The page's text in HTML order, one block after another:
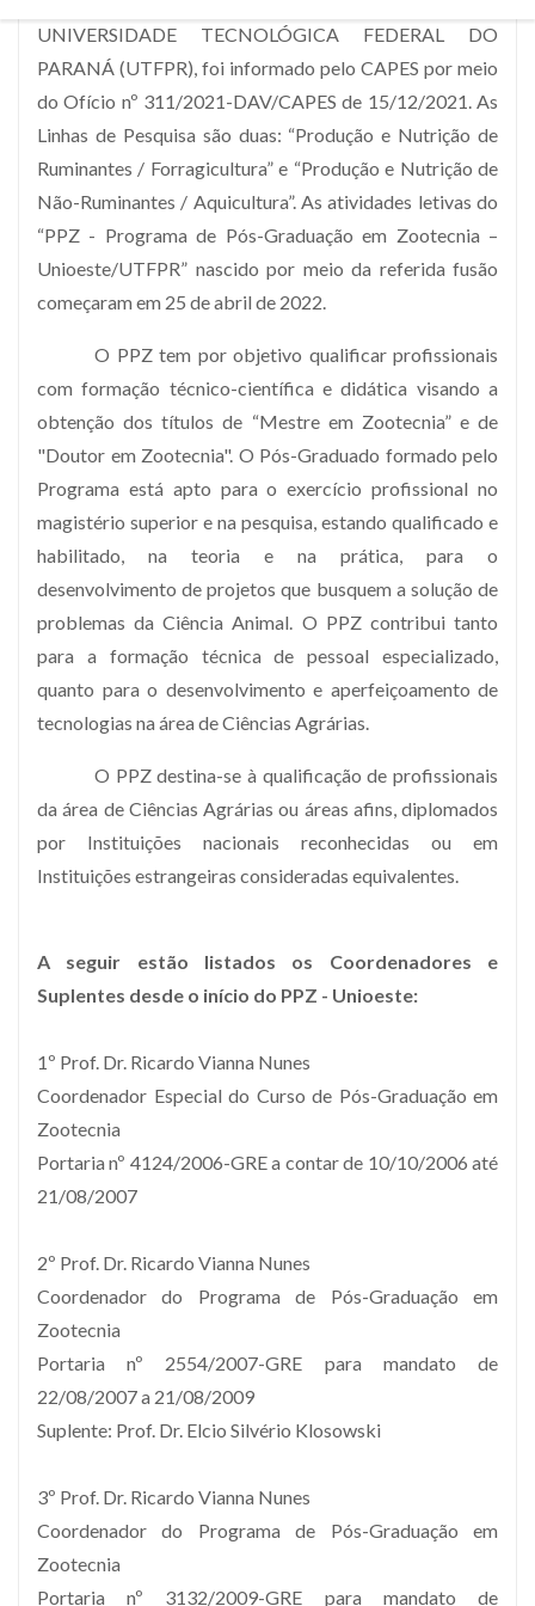
UNIVERSIDADE TECNOLÓGICA FEDERAL DO
PARANÁ (UTFPR), foi informado pelo CAPES por meio
do Ofício nº 311/2021-DAV/CAPES de 15/12/2021. As
Linhas de Pesquisa são duas: “Produção e Nutrição de
Ruminantes / Forragicultura” e “Produção e Nutrição de
Não-Ruminantes / Aquicultura”. As atividades letivas do
“PPZ - Programa de Pós-Graduação em Zootecnia –
Unioeste/UTFPR” nascido por meio da referida fusão
começaram em 25 de abril de 2022.
O PPZ tem por objetivo qualificar profissionais
com formação técnico-científica e didática visando a
obtenção dos títulos de “Mestre em Zootecnia” e de
"Doutor em Zootecnia". O Pós-Graduado formado pelo
Programa está apto para o exercício profissional no
magistério superior e na pesquisa, estando qualificado e
habilitado, na teoria e na prática, para o
desenvolvimento de projetos que busquem a solução de
problemas da Ciência Animal. O PPZ contribui tanto
para a formação técnica de pessoal especializado,
quanto para o desenvolvimento e aperfeiçoamento de
tecnologias na área de Ciências Agrárias.
O PPZ destina-se à qualificação de profissionais
da área de Ciências Agrárias ou áreas afins, diplomados
por Instituições nacionais reconhecidas ou em
Instituições estrangeiras consideradas equivalentes.
A seguir estão listados os Coordenadores e
Suplentes desde o início do PPZ - Unioeste:
1º Prof. Dr. Ricardo Vianna Nunes
Coordenador Especial do Curso de Pós-Graduação em
Zootecnia
Portaria nº 4124/2006-GRE a contar de 10/10/2006 até
21/08/2007
2º Prof. Dr. Ricardo Vianna Nunes
Coordenador do Programa de Pós-Graduação em
Zootecnia
Portaria nº 2554/2007-GRE para mandato de
22/08/2007 a 21/08/2009
Suplente: Prof. Dr. Elcio Silvério Klosowski
3º Prof. Dr. Ricardo Vianna Nunes
Coordenador do Programa de Pós-Graduação em
Zootecnia
Portaria nº 3132/2009-GRE para mandato de